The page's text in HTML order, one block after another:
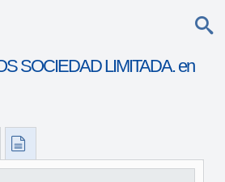
SOCIEDAD LIMITADA. en